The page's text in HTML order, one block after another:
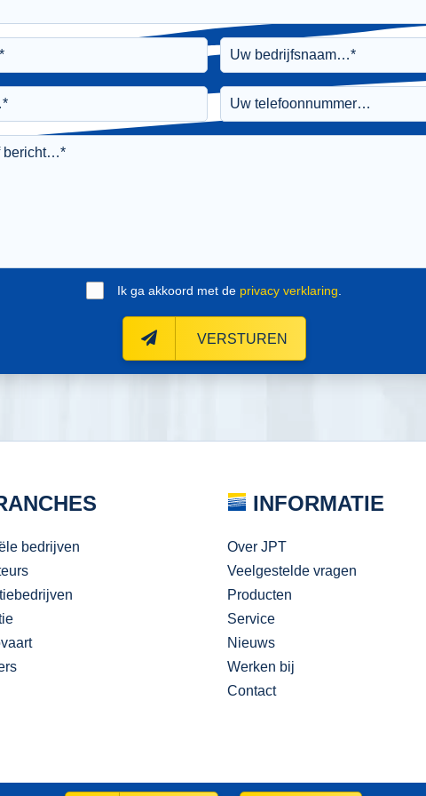
Ik ga akkoord met de privacy verklaring
VERSTUREN
bedrijven
INFORMATIE
Over JPT
Veelgestelde vragen
Producten
Service
Nieuws
Werken bij
Contact